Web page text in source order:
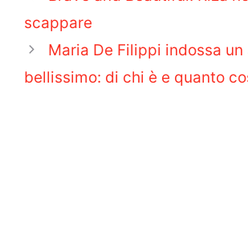
scappare
Maria De Filippi indossa
bellissimo: di chi è e quanto